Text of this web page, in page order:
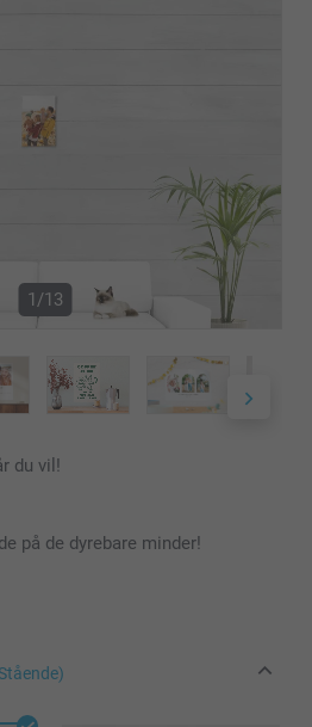
1/13
du vil!
på de dyrebare minder!